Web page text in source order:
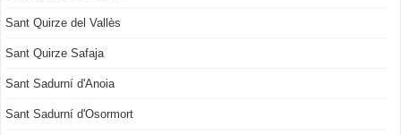
Sant Quirze del Vallès
Sant Quirze Safaja
Sant Sadurní d'Anoia
Sant Sadurní d'Osormort